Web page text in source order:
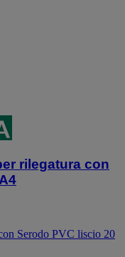
rilegatura con
Serodo PVC liscio 20